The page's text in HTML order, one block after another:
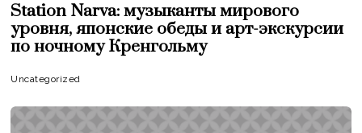
Station Narva: музыканты мирового
уровня, японские обеды и арт-экскурсии
по ночному Кренгольму
Uncategorized